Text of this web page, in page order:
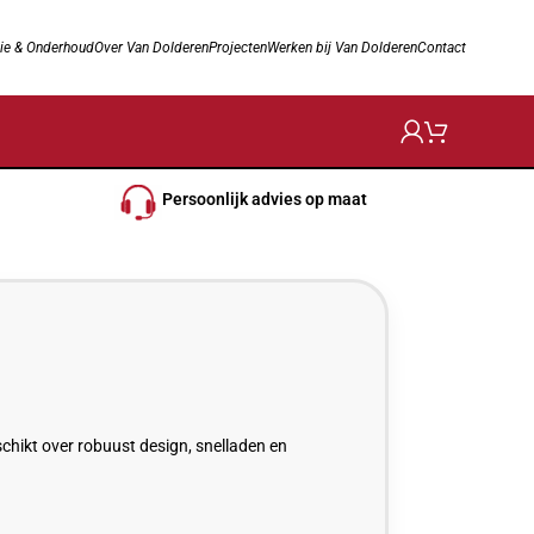
& OnderhoudOver Van DolderenProjectenWerken bij Van DolderenContact
Persoonlijk advies op maat
over robuust design, snelladen en